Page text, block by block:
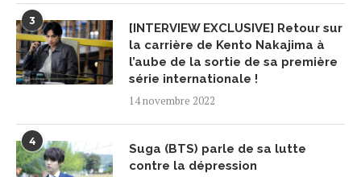
3
[INTERVIEW EXCLUSIVE] Retour sur
la carrière de Kento Nakajima à
l’aube de la sortie de sa première
série internationale !
14 novembre 2022
4
Suga (BTS) parle de sa lutte
contre la dépression